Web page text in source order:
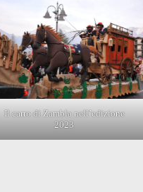
Il carro di Zambla nell’edizione
2023